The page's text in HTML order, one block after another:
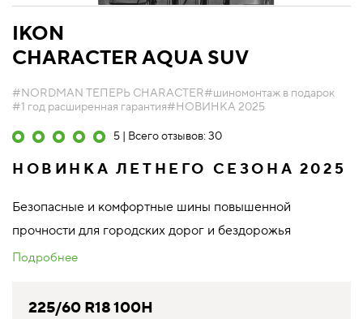
IKON
CHARACTER AQUA SUV
#NORDMAN ТЕПЕРЬ CHARACTER#шиномонтаж в подарок
#1 год расширенная гарантия#НОВИНКА 2025
5 | Всего отзывов: 30
НОВИНКА ЛЕТНЕГО СЕЗОНА 2025
Безопасные и комфортные шины повышенной
прочности для городских дорог и бездорожья
Подробнее
225/60 R18 100H